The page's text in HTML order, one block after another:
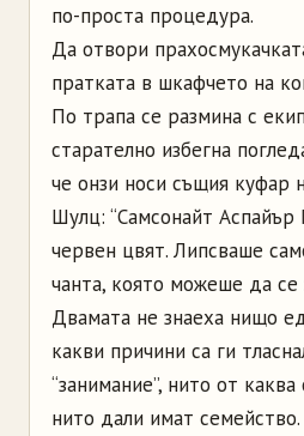
по-проста процедура.
Да отвори
пратката в шкафчето на
По трапа се размина с
старателно избегна
че онзи носи същия куфар
Шулц: “Самсонайт Аспайър
червен цвят. Липсваше
чанта, която можеше да се
Двамата не знаеха нищо
какви причини са ги
“занимание”, нито от
нито дали имат